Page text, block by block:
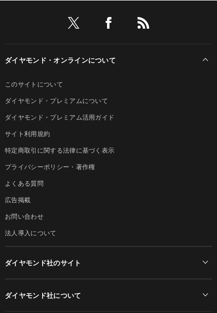
ダイヤモンド・オンラインについて
このサイトについて
ダイヤモンド・プレミアムについて
ダイヤモンド・プレミアム活用ガイド
サイト利用規約
特定商取引に関する法律に基づく表示
プライバシーポリシー・著作権
よくある質問
広告掲載
お問い合わせ
法人導入について
ダイヤモンド社のサイト
ダイヤモンド社について